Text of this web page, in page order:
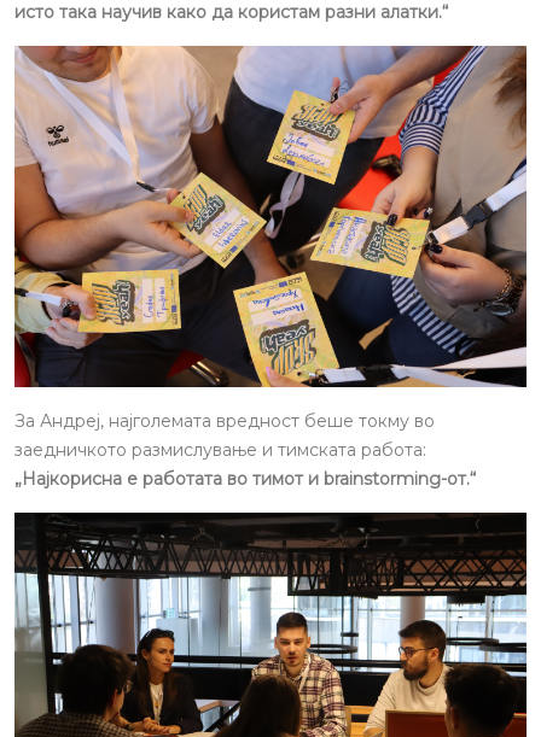
исто така научив како да користам разни алатки.“
За Андреј, најголемата вредност беше токму во
заедничкото размислување и тимската работа:
„Најкорисна е работата во тимот и brainstorming-от.“